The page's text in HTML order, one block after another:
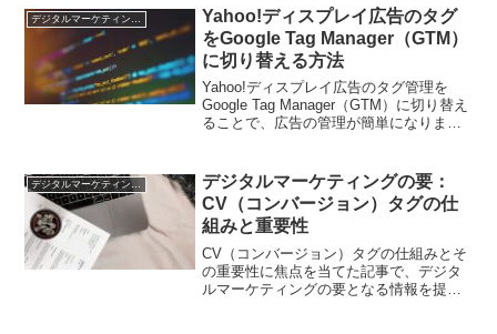
ます。
デジタルマーケティング基礎
Yahoo!ディスプレイ広告のタグ
をGoogle Tag Manager（GTM）
に切り替える方法
Yahoo!ディスプレイ広告のタグ管理を
Google Tag Manager（GTM）に切り替え
ることで、広告の管理が簡単になりま
詳しく解説します。切り替えに伴うポイ
ントや注意事項を押さえて、スムーズな
切り替えを行いましょう。
デジタルマーケティング基礎
デジタルマーケティングの要：
CV（コンバージョン）タグの仕
組みと重要性
CV（コンバージョン）タグの仕組みとそ
の重要性に焦点を当てた記事で、デジタ
ルマーケティングの要となる情報を提供